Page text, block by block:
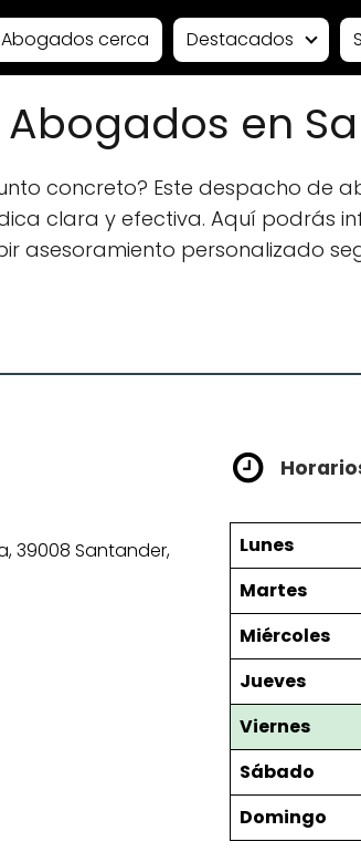
Abogados cerca Destacados
en
concreto? Este despacho de
clara y efectiva. Aquí podrás
asesoramiento personalizado
39008 Santander,
Lunes
Martes
Miércoles
Jueves
Viernes
Sábado
Domingo